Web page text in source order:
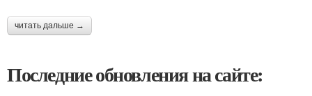
читать дальше →
Последние обновления на сайте: